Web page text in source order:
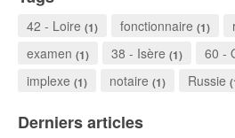
42 - Loire (1) fonctionnaire (1)
examen (1) 38 - Isère (1) 60 -
implexe (1) notaire (1) Russie
Derniers articles